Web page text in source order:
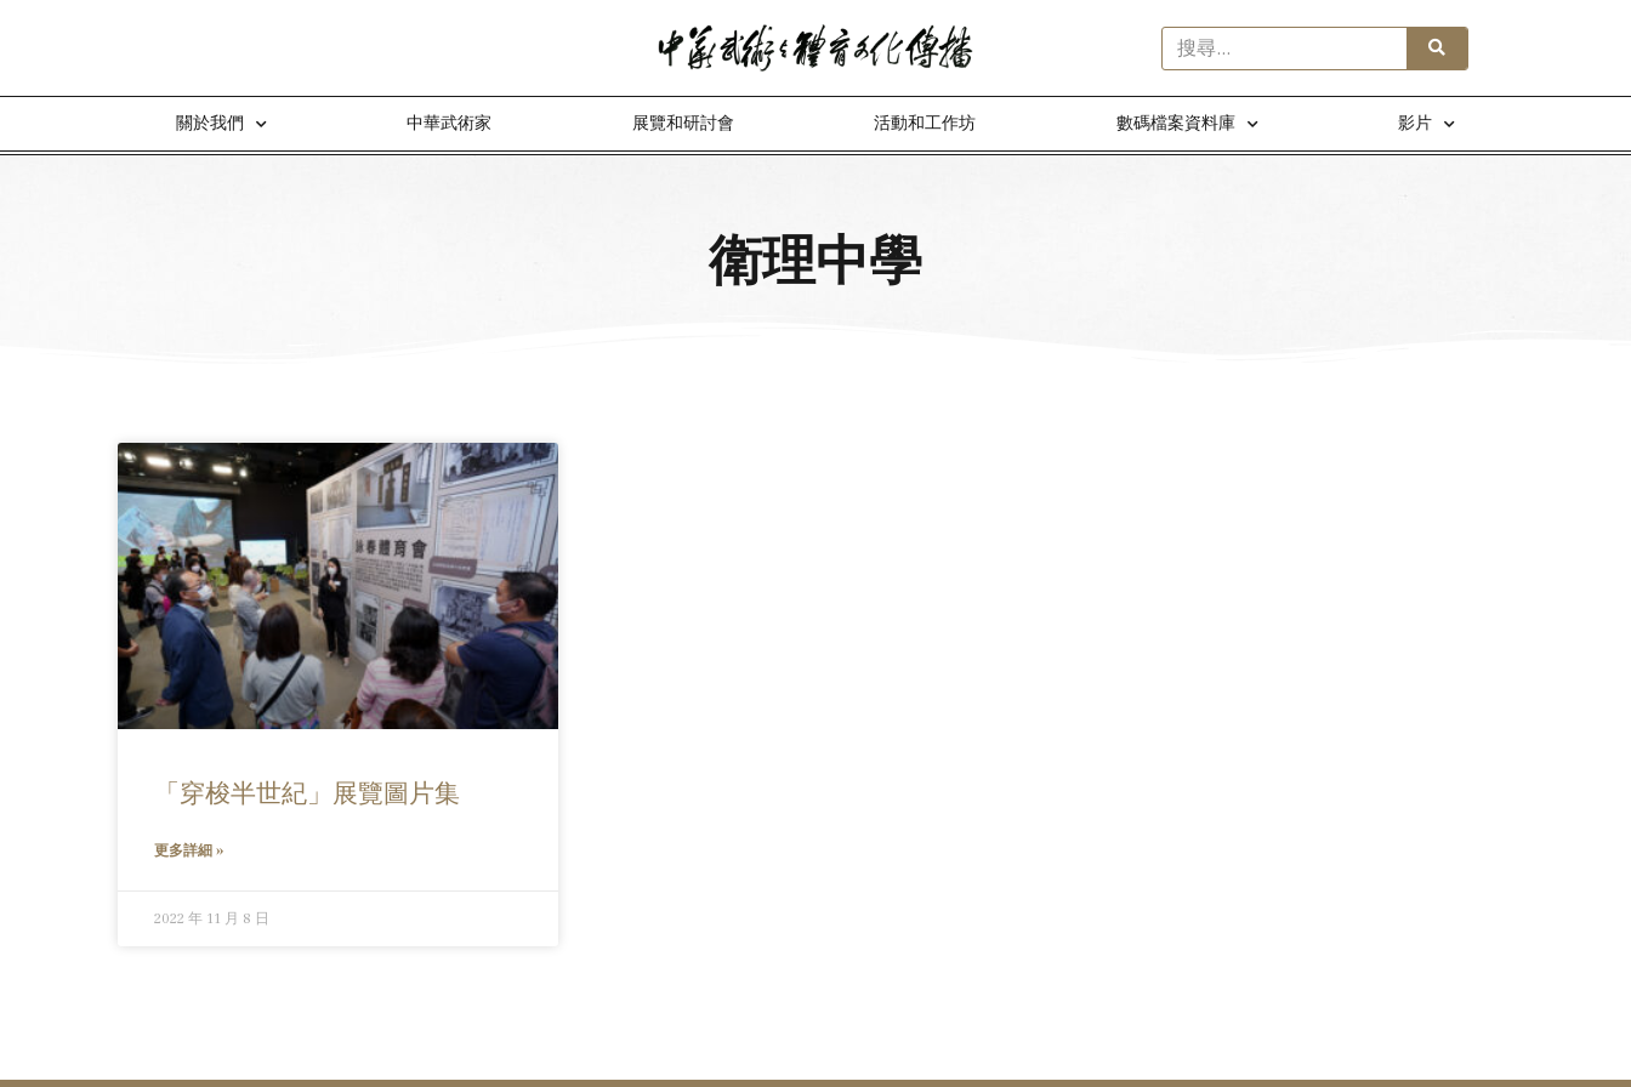
關於我們 中華武術家 展覽和研討會 活動和工作坊 數碼檔案資料庫 影片
衛理中學
「穿梭半世紀」展覽圖片集
更多詳細 »
2022 年 11 月 8 日